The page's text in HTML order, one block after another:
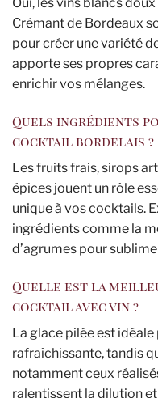
Crémant de Bordeaux
pour créer une variété
apporte ses propres
enrichir vos mélanges.
Quels ingrédients
cocktail bordelais ?
Les fruits frais, sirops
épices jouent un rôle
unique à vos cocktails.
ingrédients comme la
d’agrumes pour
Quelle est la
cocktail avec vin ?
La glace pilée est
rafraîchissante, tandis
notamment ceux
ralentissent la dilution